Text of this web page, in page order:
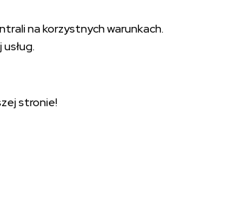
na korzystnych warunkach.
stronie!